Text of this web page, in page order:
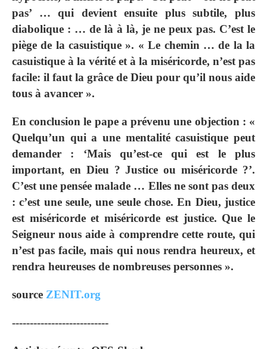
pas’ … qui devient ensuite plus subtile, plus
diabolique : … de là à là, je ne peux pas. C’est le
piège de la casuistique ». « Le chemin … de la la
casuistique à la vérité et à la miséricorde, n’est pas
facile: il faut la grâce de Dieu pour qu’il nous aide
tous à avancer ».
En conclusion le pape a prévenu une objection : «
Quelqu’un qui a une mentalité casuistique peut
demander : ‘Mais qu’est-ce qui est le plus
important, en Dieu ? Justice ou miséricorde ?’.
C’est une pensée malade … Elles ne sont pas deux
: c’est une seule, une seule chose. En Dieu, justice
est miséricorde et miséricorde est justice. Que le
Seigneur nous aide à comprendre cette route, qui
n’est pas facile, mais qui nous rendra heureux, et
rendra heureuses de nombreuses personnes ».
source ZENIT.org
---------------------------